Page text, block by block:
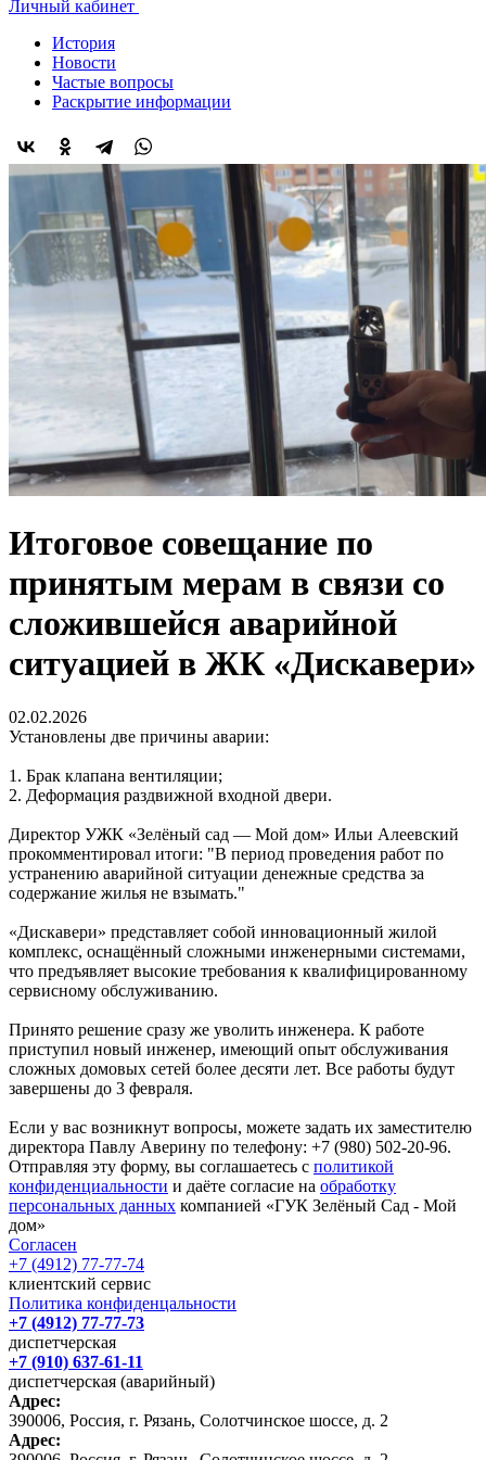
Личный кабинет
История
Новости
Частые вопросы
Раскрытие информации
Итоговое совещание по
принятым мерам в связи со
сложившейся аварийной
ситуацией в ЖК «Дискавери»
02.02.2026
Установлены две причины аварии:
1. Брак клапана вентиляции;
2. Деформация раздвижной входной двери.
Директор УЖК «Зелёный сад — Мой дом» Ильи Алеевский
прокомментировал итоги: "В период проведения работ по
устранению аварийной ситуации денежные средства за
содержание жилья не взымать."
«Дискавери» представляет собой инновационный жилой
комплекс, оснащённый сложными инженерными системами,
что предъявляет высокие требования к квалифицированному
сервисному обслуживанию.
Принято решение сразу же уволить инженера. К работе
приступил новый инженер, имеющий опыт обслуживания
сложных домовых сетей более десяти лет. Все работы будут
завершены до 3 февраля.
Если у вас возникнут вопросы, можете задать их заместителю
директора Павлу Аверину по телефону: +7 (980) 502-20-96.
Отправляя эту форму, вы соглашаетесь с политикой
конфиденциальности и даёте согласие на обработку
персональных данных компанией «ГУК Зелёный Сад - Мой
дом»
Согласен
+7 (4912) 77-77-74
клиентский сервис
Политика конфиденцальности
+7 (4912) 77-77-73
диспетчерская
+7 (910) 637-61-11
диспетчерская (аварийный)
Адрес:
390006, Россия, г. Рязань, Солотчинское шоссе, д. 2
Адрес: